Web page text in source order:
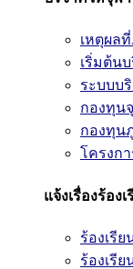
เหตุผล
เริ่มต้น
ระบบบ
กองทุน
กองทุน
โครงก
แจ้งเรื่องร้อง
ร้องเรี
ร้องเรี